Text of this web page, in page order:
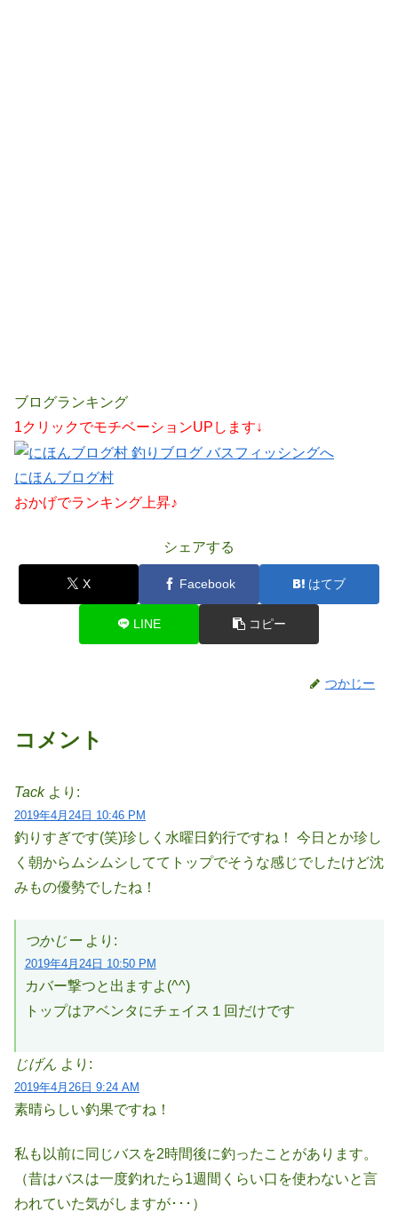
ブログランキング
1クリックでモチベーションUPします↓
にほんブログ村
おかげでランキング上昇♪
シェアする
X Facebook はてブ
LINE コピー
つかじー
コメント
Tack より:
2019年4月24日 10:46 PM
釣りすぎです(笑)珍しく水曜日釣行ですね！ 今日とか珍し
く朝からムシムシしててトップでそうな感じでしたけど沈
みもの優勢でしたね！
つかじー より:
2019年4月24日 10:50 PM
カバー撃つと出ますよ(^^)
トップはアベンタにチェイス１回だけです
じげん より:
2019年4月26日 9:24 AM
素晴らしい釣果ですね！
私も以前に同じバスを2時間後に釣ったことがあります。
（昔はバスは一度釣れたら1週間くらい口を使わないと言
われていた気がしますが･･･）